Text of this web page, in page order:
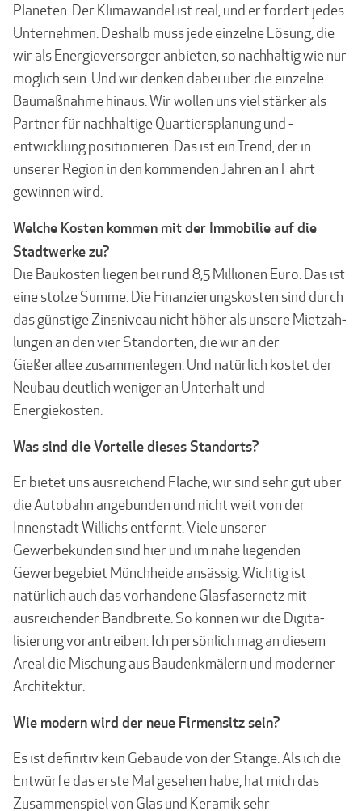
Planeten. Der Klimawandel ist real, und er fordert jedes
Unternehmen. Deshalb muss jede einzelne Lösung, die
wir als Energieversorger anbieten, so nachhaltig wie nur
möglich sein. Und wir denken dabei über die einzelne
Baumaßnahme hinaus. Wir wollen uns viel stärker als
Partner für nachhaltige Quartiersplanung und -
entwicklung positio­nieren. Das ist ein Trend, der in
unserer Region in den kommenden Jahren an Fahrt
gewinnen wird.
Welche Kosten kommen mit der Immobilie auf die
Stadtwerke zu?
Die Baukosten liegen bei rund 8,5 Millionen Euro. Das ist
eine stolze Summe. Die Finanzie­rungskosten sind durch
das günstige Zinsniveau nicht höher als unsere Mietzah­
lungen an den vier Standorten, die wir an der
Gießerallee zusammenlegen. Und natürlich kostet der
Neubau deutlich weniger an Unterhalt und
Energiekosten.
Was sind die Vorteile dieses Standorts?
Er bietet uns ausreichend Fläche, wir sind sehr gut über
die Autobahn angebunden und nicht weit von der
Innenstadt Willichs entfernt. Viele unserer
Gewerbekunden sind hier und im nahe liegenden
Gewerbegebiet Münchheide ansässig. Wichtig ist
natürlich auch das vorhandene Glasfasernetz mit
ausreichender Bandbreite. So können wir die Digita­
lisierung vorantreiben. Ich persönlich mag an diesem
Areal die Mischung aus Baudenk­mälern und moderner
Architektur.
Wie modern wird der neue Firmensitz sein?
Es ist definitiv kein Gebäude von der Stange. Als ich die
Entwürfe das erste Mal gesehen habe, hat mich das
Zusammenspiel von Glas und Keramik sehr